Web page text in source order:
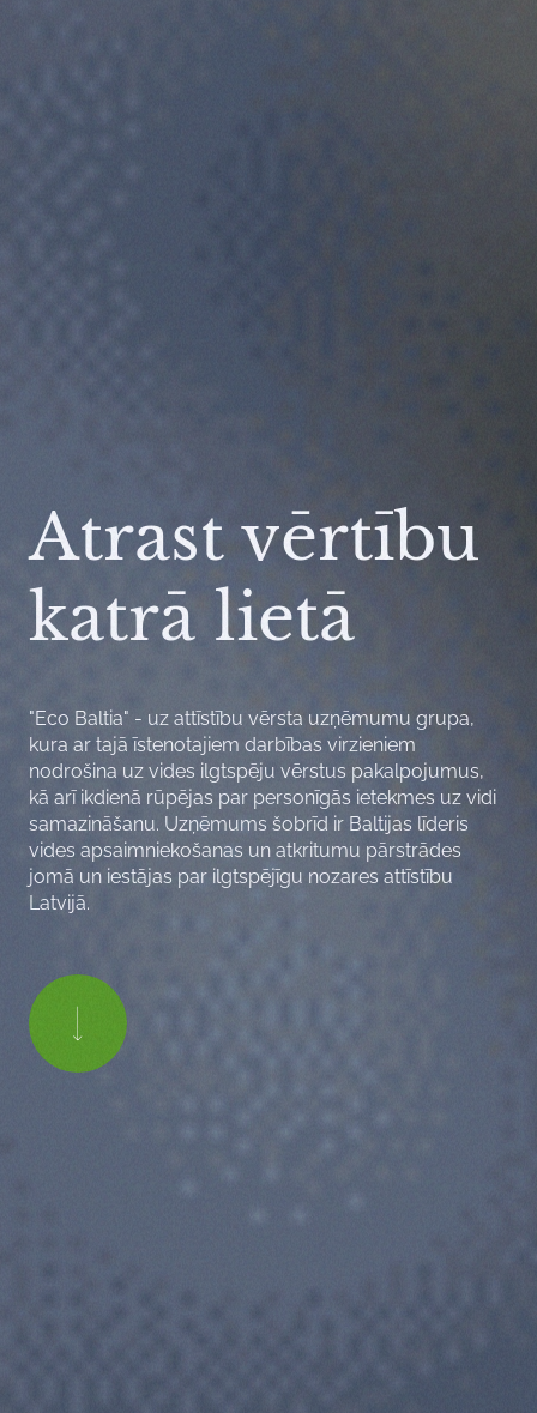
Atrast vērtību
katrā lietā
"Eco Baltia" - uz attīstību vērsta uzņēmumu grupa,
kura ar tajā īstenotajiem darbības virzieniem
nodrošina uz vides ilgtspēju vērstus pakalpojumus,
kā arī ikdienā rūpējas par personīgās ietekmes uz vidi
samazināšanu. Uzņēmums šobrīd ir Baltijas līderis
vides apsaimniekošanas un atkritumu pārstrādes
jomā un iestājas par ilgtspējīgu nozares attīstību
Latvijā.